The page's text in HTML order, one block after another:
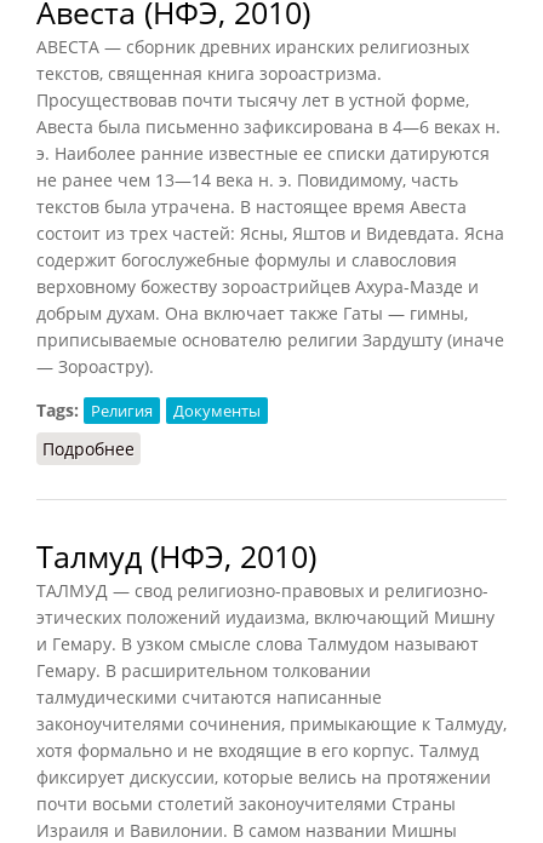
Авеста (НФЭ, 2010)
АВЕСТА — сборник древних иранских религиозных
текстов, священная книга зороастризма.
Просуществовав почти тысячу лет в устной форме,
Авеста была письменно зафиксирована в 4—6 веках н.
э. Наиболее ранние известные ее списки датируются
не ранее чем 13—14 века н. э. Повидимому, часть
текстов была утрачена. В настоящее время Авеста
состоит из трех частей: Ясны, Яштов и Видевдата. Ясна
содержит богослужебные формулы и славословия
верховному божеству зороастрийцев Ахура-Мазде и
добрым духам. Она включает также Гаты — гимны,
приписываемые основателю религии Зардушту (иначе
— Зороастру).
Tags:
Религия Документы
Подробнее
Талмуд (НФЭ, 2010)
ТАЛМУД — свод религиозно-правовых и религиозно-
этических положений иудаизма, включающий Мишну
и Гемару. В узком смысле слова Талмудом называют
Гемару. В расширительном толковании
талмудическими считаются написанные
законоучителями сочинения, примыкающие к Талмуду,
хотя формально и не входящие в его корпус. Талмуд
фиксирует дискуссии, которые велись на протяжении
почти восьми столетий законоучителями Страны
Израиля и Вавилонии. В самом названии Мишны